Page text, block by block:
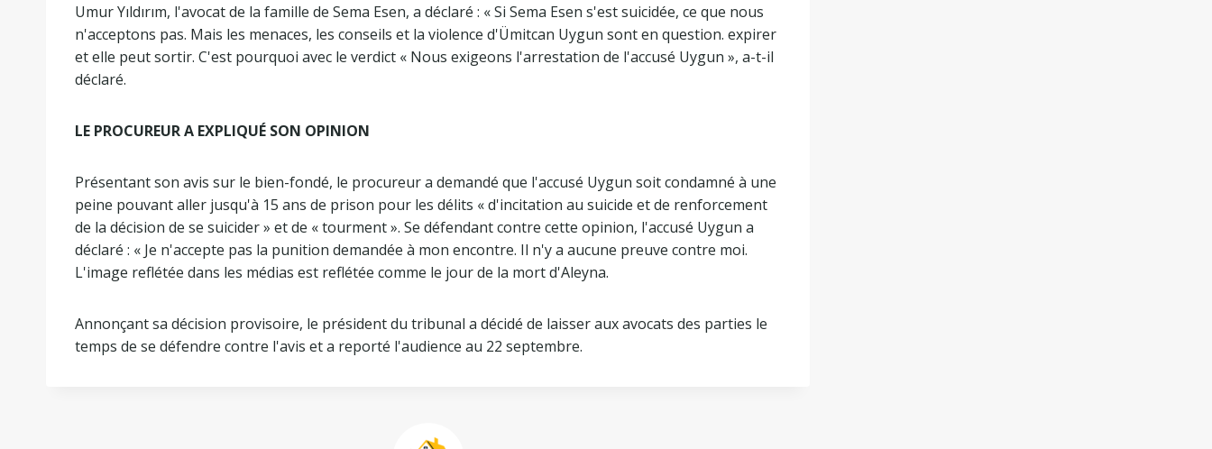
Umur Yıldırım, l'avocat de la famille de Sema Esen, a déclaré : « Si Sema Esen s'est suicidée, ce que nous
n'acceptons pas. Mais les menaces, les conseils et la violence d'Ümitcan Uygun sont en question. expirer
et elle peut sortir. C'est pourquoi avec le verdict « Nous exigeons l'arrestation de l'accusé Uygun », a-t-il
déclaré.
LE PROCUREUR A EXPLIQUÉ SON OPINION
Présentant son avis sur le bien-fondé, le procureur a demandé que l'accusé Uygun soit condamné à une
peine pouvant aller jusqu'à 15 ans de prison pour les délits « d'incitation au suicide et de renforcement
de la décision de se suicider » et de « tourment ». Se défendant contre cette opinion, l'accusé Uygun a
déclaré : « Je n'accepte pas la punition demandée à mon encontre. Il n'y a aucune preuve contre moi.
L'image reflétée dans les médias est reflétée comme le jour de la mort d'Aleyna.
Annonçant sa décision provisoire, le président du tribunal a décidé de laisser aux avocats des parties le
temps de se défendre contre l'avis et a reporté l'audience au 22 septembre.